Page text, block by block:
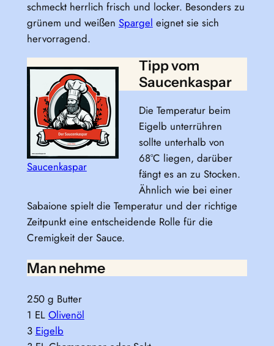
schmeckt herrlich frisch und locker. Besonders zu
grünem und weißen Spargel eignet sie sich
hervorragend.
Saucenkaspar
Tipp vom
Saucenkaspar
Die Temperatur beim
Eigelb unterrühren
sollte unterhalb von
68°C liegen, darüber
fängt es an zu Stocken.
Ähnlich wie bei einer
Sabaione spielt die Temperatur und der richtige
Zeitpunkt eine entscheidende Rolle für die
Cremigkeit der Sauce.
Man nehme
250 g Butter
1 EL Olivenöl
3 Eigelb